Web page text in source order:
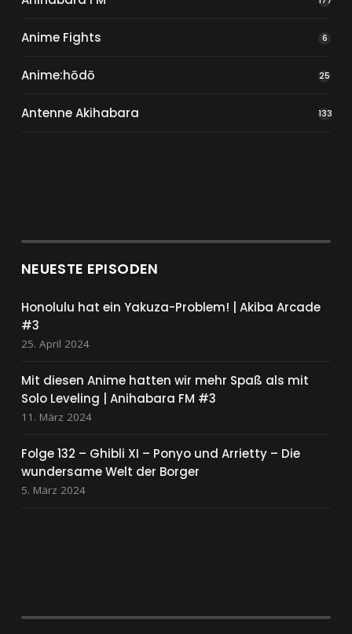
Anime Fights 6
Anime:hōdō 25
Antenne Akihabara 133
NEUESTE EPISODEN
Honolulu hat ein Yakuza-Problem! | Akiba Arcade
#3
25. April 2024
Mit diesen Anime hatten wir mehr Spaß als mit
Solo Leveling | Anihabara FM #3
11. März 2024
Folge 132 – Ghibli XI – Ponyo und Arrietty – Die
wundersame Welt der Borger
5. März 2024